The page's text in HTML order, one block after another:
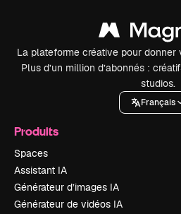
La plateforme créative pour
Plus d’un million d’abonnés :
studios.
Français
Produits
Spaces
Assistant IA
Générateur d’images IA
Générateur de vidéos IA